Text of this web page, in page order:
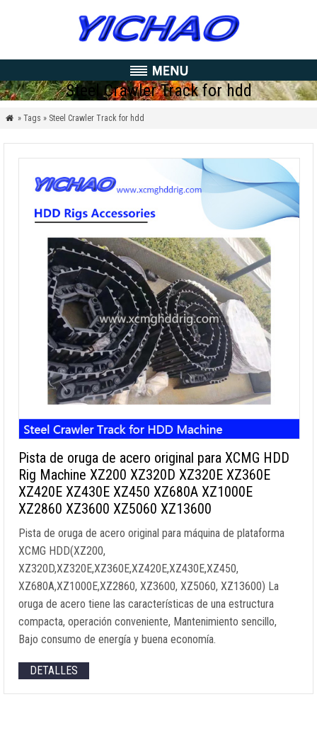
Steel Crawler Track for hdd
 » Tags » Steel Crawler Track for hdd
Pista de oruga de acero original para XCMG HDD
Rig Machine XZ200 XZ320D XZ320E XZ360E
XZ420E XZ430E XZ450 XZ680A XZ1000E
XZ2860 XZ3600 XZ5060 XZ13600
Pista de oruga de acero original para máquina de plataforma
XCMG HDD(XZ200,
XZ320D,XZ320E,XZ360E,XZ420E,XZ430E,XZ450,
XZ680A,XZ1000E,XZ2860, XZ3600, XZ5060, XZ13600) La
oruga de acero tiene las características de una estructura
compacta, operación conveniente, Mantenimiento sencillo,
Bajo consumo de energía y buena economía.
DETALLES